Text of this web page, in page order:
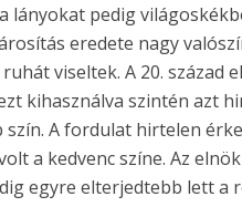
lányokat pedig
eredete nagy
viseltek. A 20. század
kihasználva szintén azt
szín. A fordulat hirtelen
a kedvenc színe. Az
egyre elterjedtebb lett a